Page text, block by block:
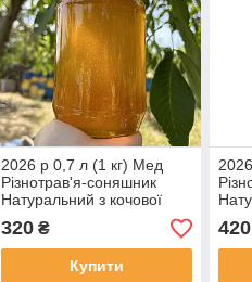
2026 р 0,7 л (1 кг) Мед
Різнотрав'я-соняшник
Натуральний з кочової
пасіки
320₴
Купити
420